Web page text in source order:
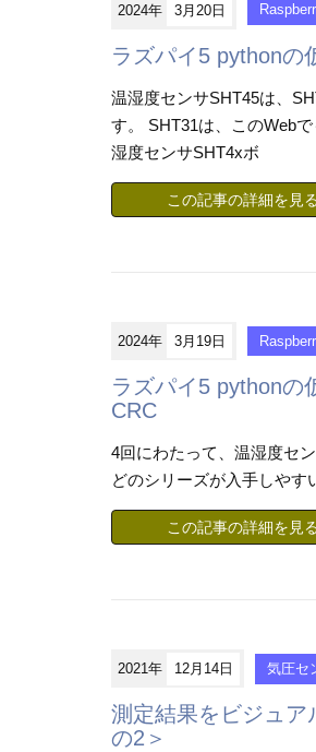
2024年 3月20日
ラズパイ5 pythonの
温湿度センサSHT45は、
す。 SHT31は、このWeb
湿度センサSHT4xボ
この記事の詳細を見
2024年 3月19日
ラズパイ5 pythonの
CRC
4回にわたって、温湿度セ
どのシリーズが入手しやす
この記事の詳細を見
2021年 12月14日 気圧セ
測定結果をビジュ
の2＞